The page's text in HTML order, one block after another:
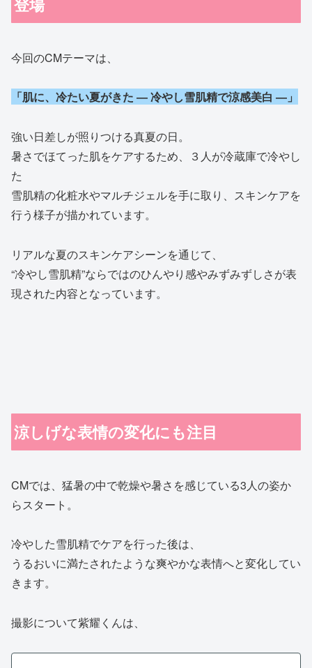
今回のCMテーマは、
「肌に、冷たい夏がきた ― 冷やし雪肌精で涼感美白 ―」
強い日差しが照りつける真夏の日。
暑さでほてった肌をケアするため、３人が冷蔵庫で冷やし
た
雪肌精の化粧水やマルチジェルを手に取り、スキンケアを
行う様子が描かれています。
リアルな夏のスキンケアシーンを通じて、
“冷やし雪肌精”ならではのひんやり感やみずみずしさが表
現された内容となっています。
涼しげな表情の変化にも注目
CMでは、猛暑の中で乾燥や暑さを感じている3人の姿か
らスタート。
冷やした雪肌精でケアを行った後は、
うるおいに満たされたような爽やかな表情へと変化してい
きます。
撮影について紫耀くんは、